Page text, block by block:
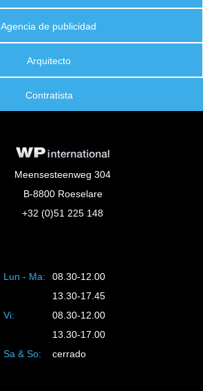
Agencia de publicidad
Arquitecto
Contratista
Meensesteenweg 304
B-8800 Roeselare
+32 (0)51 225 148
Lun - Ma:
08.30-12.00
13.30-17.45
Vi:
08.30-12.00
13.30-17.00
Sa & So:
cerrado